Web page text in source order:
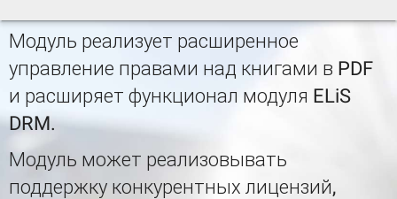
Модуль реализует расширенное
управление правами над книгами в PDF
и расширяет функционал модуля ELiS
DRM.
Модуль может реализовывать
поддержку конкурентных лицензий,